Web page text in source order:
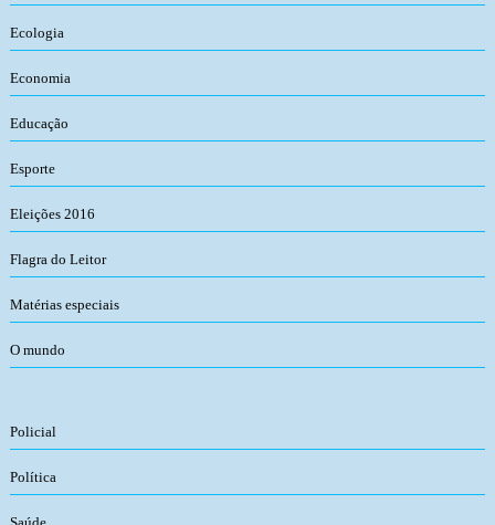
Ecologia
Economia
Educação
Esporte
Eleições 2016
Flagra do Leitor
Matérias especiais
O mundo
Policial
Política